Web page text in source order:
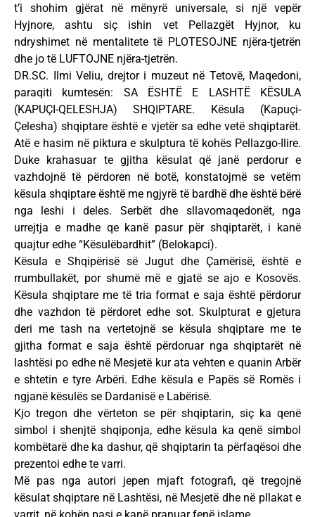
t’i shohim gjërat në mënyrë universale, si një vepër
Hyjnore, ashtu siç ishin vet Pellazgët Hyjnor, ku
ndryshimet në mentalitete të PLOTESOJNE njëra-tjetrën
dhe jo të LUFTOJNE njëra-tjetrën.
DR.SC. Ilmi Veliu, drejtor i muzeut në Tetovë, Maqedoni,
paraqiti kumtesën: SA ËSHTË E LASHTË KËSULA
(KAPUÇI-QELESHJA) SHQIPTARE. Kësula (Kapuçi-
Çelesha) shqiptare është e vjetër sa edhe vetë shqiptarët.
Atë e hasim në piktura e skulptura të kohës Pellazgo-Ilire.
Duke krahasuar te gjitha kësulat që janë perdorur e
vazhdojnë të përdoren në botë, konstatojmë se vetëm
kësula shqiptare është me ngjyrë të bardhë dhe është bërë
nga leshi i deles. Serbët dhe sllavomaqedonët, nga
urrejtja e madhe qe kanë pasur për shqiptarët, i kanë
quajtur edhe “Kësulëbardhit” (Belokapci).
Kësula e Shqipërisë së Jugut dhe Ҫamërisë, është e
rrumbullakët, por shumë më e gjatë se ajo e Kosovës.
Kësula shqiptare me të tria format e saja është përdorur
dhe vazhdon të përdoret edhe sot. Skulpturat e gjetura
deri me tash na vertetojnë se kësula shqiptare me te
gjitha format e saja është përdoruar nga shqiptarët në
lashtësi po edhe në Mesjetë kur ata vehten e quanin Arbër
e shtetin e tyre Arbëri. Edhe kësula e Papës së Romës i
ngjanë kësulës se Dardanisë e Labërisë.
Kjo tregon dhe vërteton se për shqiptarin, siç ka qenë
simbol i shenjtë shqiponja, edhe kësula ka qenë simbol
kombëtarë dhe ka dashur, që shqiptarin ta përfaqësoi dhe
prezentoi edhe te varri.
Më pas nga autori jepen mjaft fotografi, që tregojnë
kësulat shqiptare në Lashtësi, në Mesjetë dhe në pllakat e